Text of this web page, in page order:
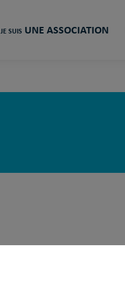
JE SUIS UNE ASSOCIATION